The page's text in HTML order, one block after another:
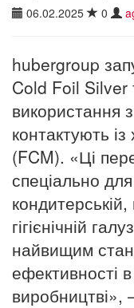
06.02.2025 0
hubergroup
Cold Foil Silver
використання
контактують
(FCM). «Ці
спеціально
гігієнічній
найвищим
ефективності
виробництві»,